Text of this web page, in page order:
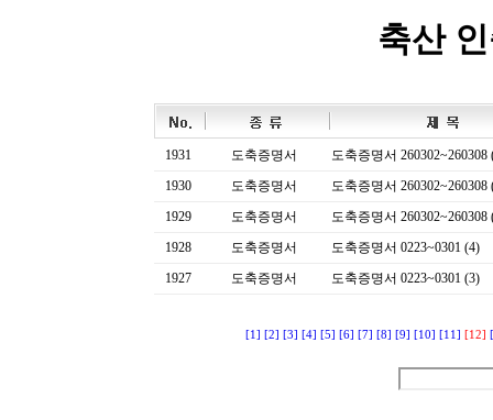
축산
1931 도축증명서
도축증명서 260302~260308
1930
도축증명서
도축증명서 260302~260308
1929
도축증명서
도축증명서 260302~260308
1928
도축증명서
도축증명서 0223~0301 (4)
1927
도축증명서 도축증명서 0223~0301 (3)
[1] [2] [3] [4] [5] [6] [7] [8] [9] [10] [11] [12]